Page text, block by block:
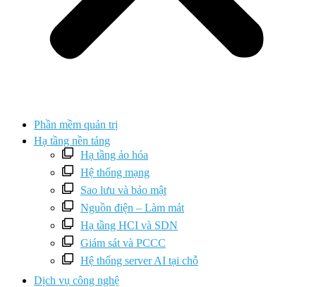
Phần mềm quản trị
Hạ tầng nền tảng
Hạ tầng ảo hóa
Hệ thống mạng
Sao lưu và bảo mật
Nguồn điện – Làm mát
Hạ tầng HCI và SDN
Giám sát và PCCC
Hệ thống server AI tại chỗ
Dịch vụ công nghệ